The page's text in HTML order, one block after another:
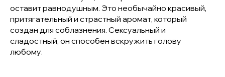
оставит равнодушным. Это необычайно красивый,
притягательный и страстный аромат, который
создан для соблазнения. Сексуальный и
сладостный, он способен вскружить голову
любому.